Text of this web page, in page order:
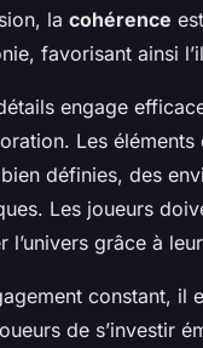
la cohérence
favorisant ainsi
engage
Les
définies, des
Les joueurs
l’univers grâce à
constant, il
de s’investir